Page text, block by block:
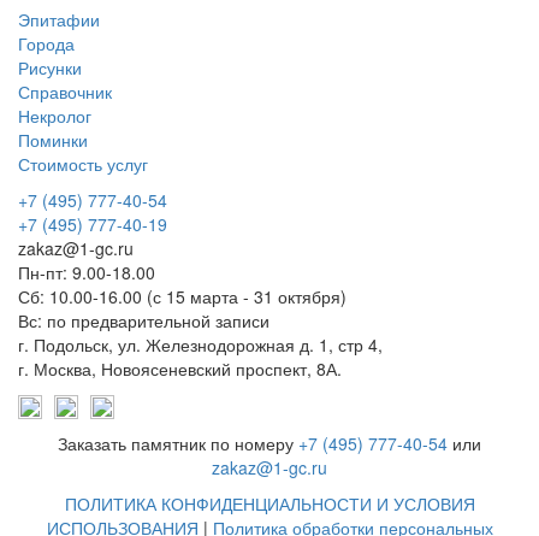
Эпитафии
Города
Рисунки
Справочник
Некролог
Поминки
Стоимость услуг
+7 (495) 777-40-54
+7 (495) 777-40-19
zakaz@1-gc.ru
Пн-пт: 9.00-18.00
Сб: 10.00-16.00 (с 15 марта - 31 октября)
Вс: по предварительной записи
г. Подольск, ул. Железнодорожная д. 1, стр 4,
г. Москва, Новоясеневский проспект, 8А.
Заказать памятник по номеру +7 (495) 777-40-54 или
zakaz@1-gc.ru
ПОЛИТИКА КОНФИДЕНЦИАЛЬНОСТИ И УСЛОВИЯ
ИСПОЛЬЗОВАНИЯ | Политика обработки персональных